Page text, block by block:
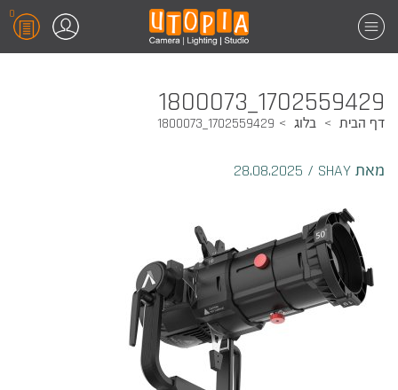
0
1702559429_1800073
דף הבית בלוג 1702559429_1800073
מאת SHAY /